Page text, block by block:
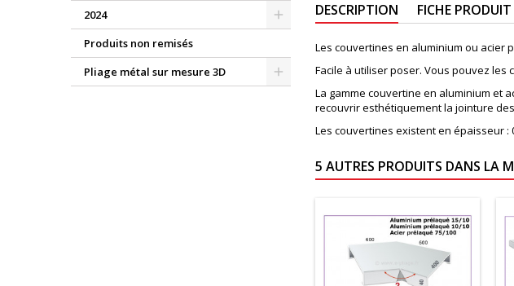
2024
Produits non remisés
Pliage métal sur mesure 3D
DESCRIPTION FICHE PRODUIT
Les couvertines en aluminium ou acier
Facile à utiliser poser. Vous pouvez les
La gamme couvertine en aluminium et
recouvrir esthétiquement la jointure
Les couvertines existent en épaisseur :
5 AUTRES PRODUITS DANS LA